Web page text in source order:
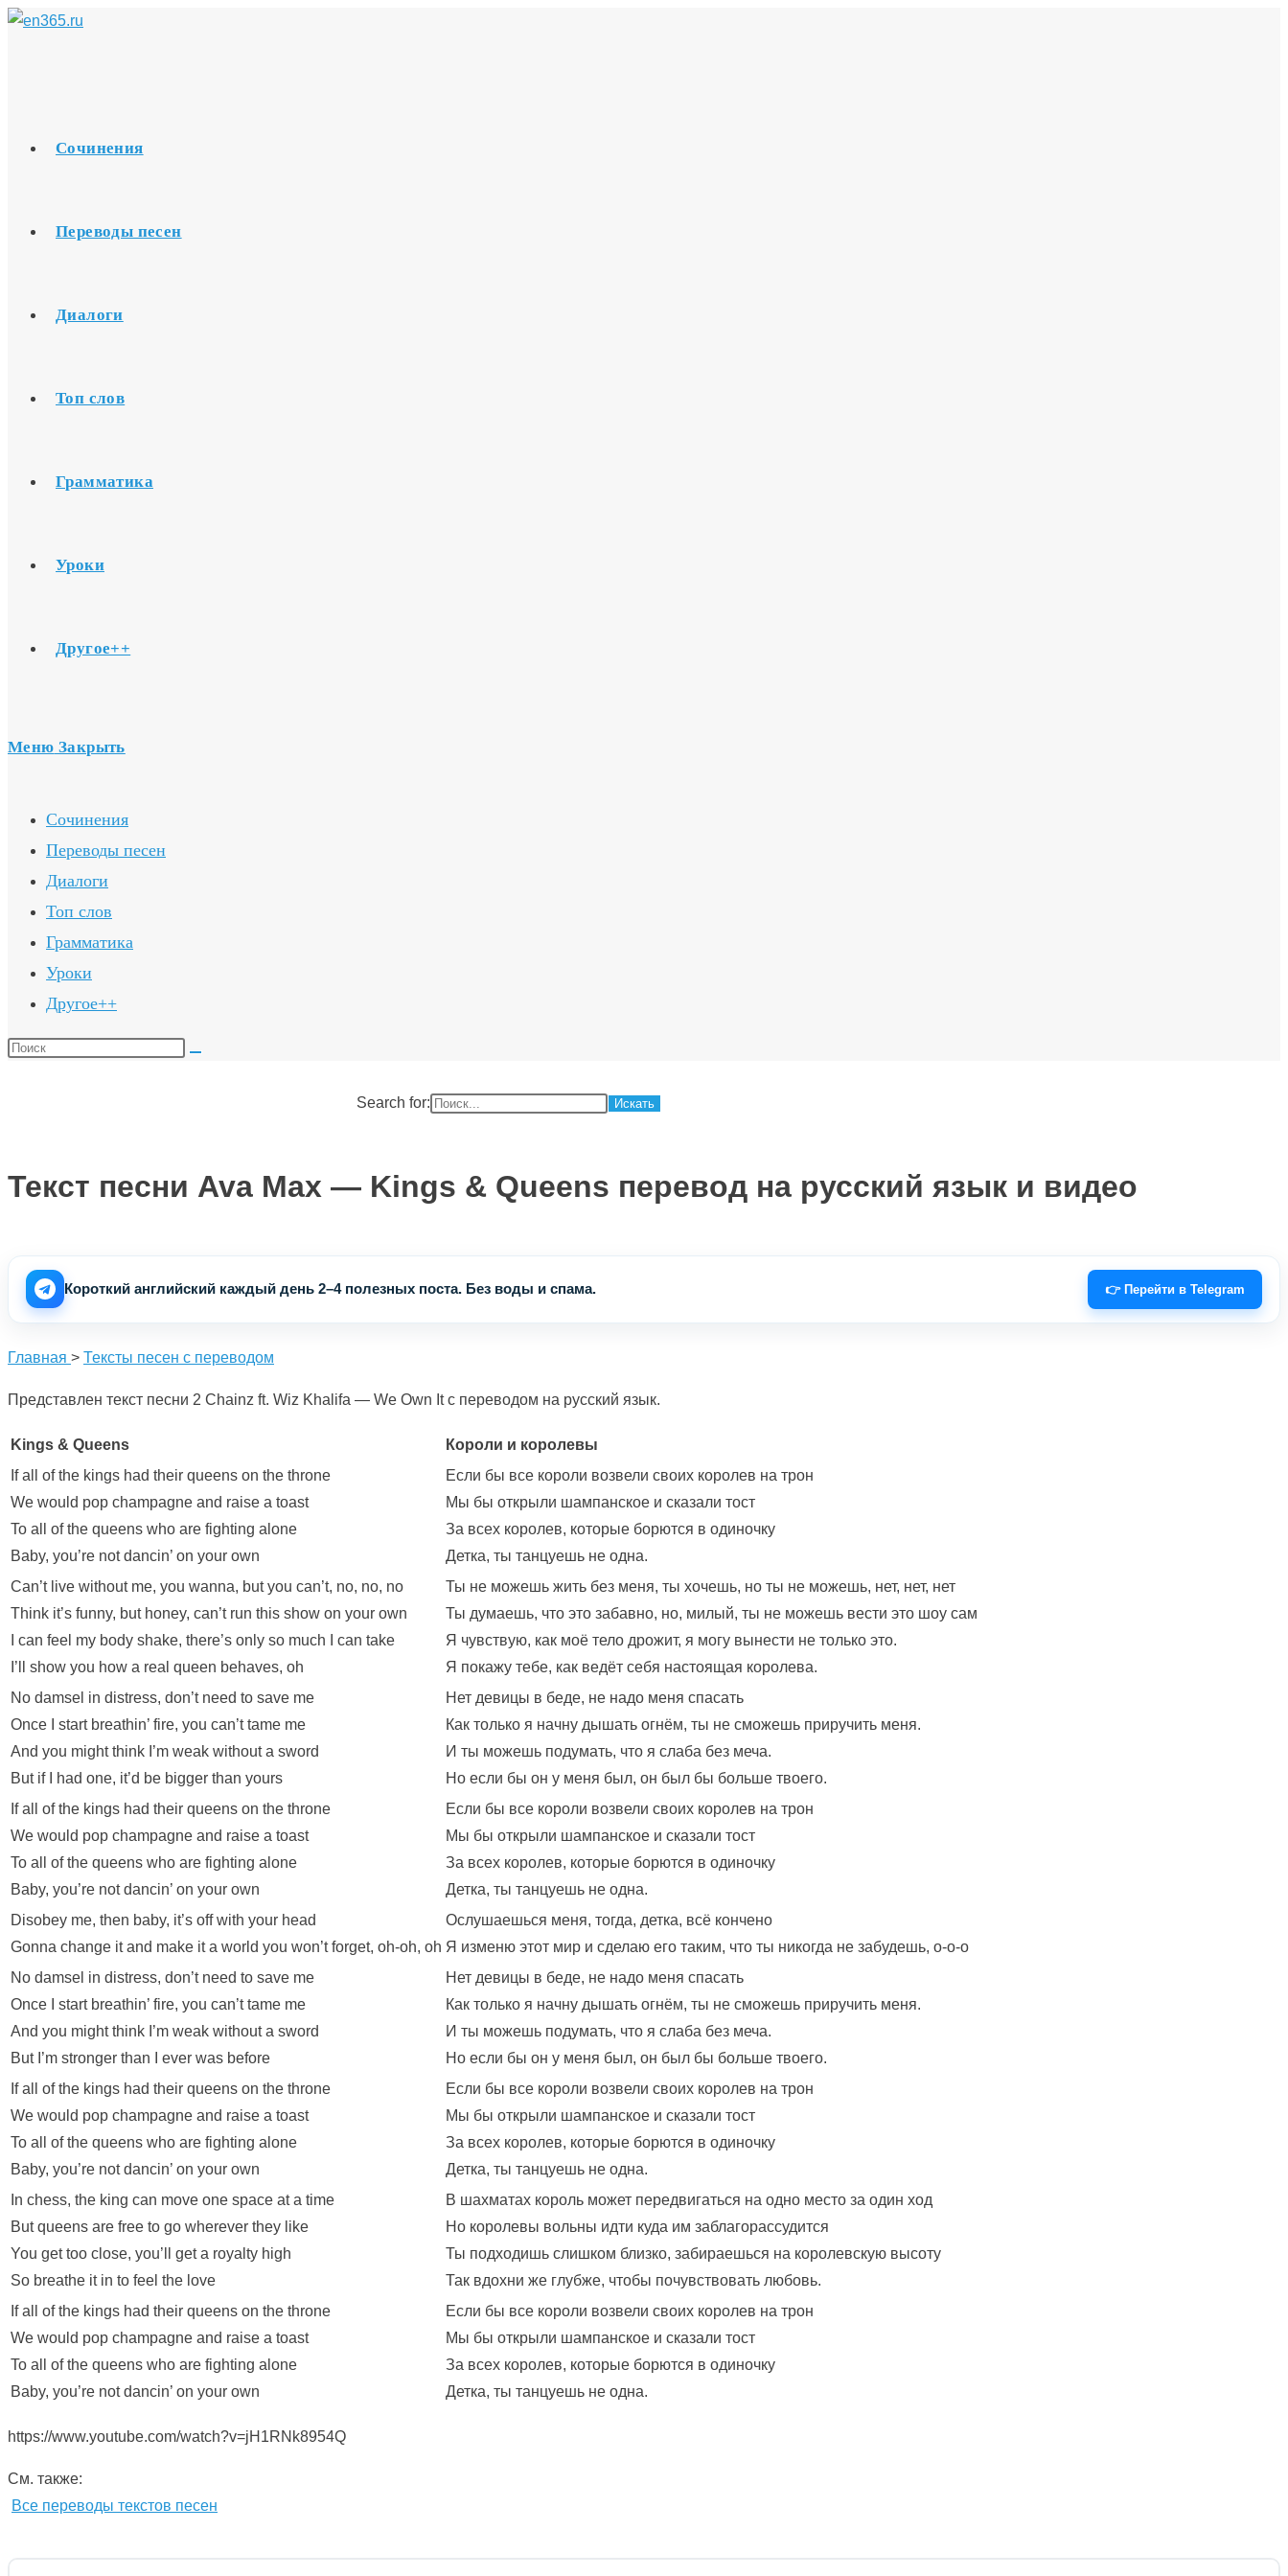
Перейти
Сочинения
Переводы песен
Диалоги
Топ слов
Грамматика
Уроки
Другое++
Меню Закрыть
Сочинения
Переводы песен
Диалоги
Топ слов
Грамматика
Уроки
Другое++
Поиск
Search for:
Текст песни Ava Max — Kings & Queens перевод на русский язык и видео
Короткий английский каждый день 2–4 полезных поста. Без воды и спама. 👉 Перейти в Telegram
Главная > Тексты песен с переводом
Представлен текст песни 2 Chainz ft. Wiz Khalifa — We Own It с переводом на русский язык.
Kings & Queens
Короли и королевы
If all of the kings had their queens on the throne
We would pop champagne and raise a toast
To all of the queens who are fighting alone
Baby, you’re not dancin’ on your own
Если бы все короли возвели своих королев на трон
Мы бы открыли шампанское и сказали тост
За всех королев, которые борются в одиночку
Детка, ты танцуешь не одна.
Can’t live without me, you wanna, but you can’t, no, no, no
Think it’s funny, but honey, can’t run this show on your own
I can feel my body shake, there’s only so much I can take
I’ll show you how a real queen behaves, oh
Ты не можешь жить без меня, ты хочешь, но ты не можешь, нет, нет, нет
Ты думаешь, что это забавно, но, милый, ты не можешь вести это шоу сам
Я чувствую, как моё тело дрожит, я могу вынести не только это.
Я покажу тебе, как ведёт себя настоящая королева.
No damsel in distress, don’t need to save me
Once I start breathin’ fire, you can’t tame me
And you might think I’m weak without a sword
But if I had one, it’d be bigger than yours
Нет девицы в беде, не надо меня спасать
Как только я начну дышать огнём, ты не сможешь приручить меня.
И ты можешь подумать, что я слаба без меча.
Но если бы он у меня был, он был бы больше твоего.
If all of the kings had their queens on the throne
We would pop champagne and raise a toast
To all of the queens who are fighting alone
Baby, you’re not dancin’ on your own
Если бы все короли возвели своих королев на трон
Мы бы открыли шампанское и сказали тост
За всех королев, которые борются в одиночку
Детка, ты танцуешь не одна.
Disobey me, then baby, it’s off with your head
Gonna change it and make it a world you won’t forget, oh-oh, oh
Ослушаешься меня, тогда, детка, всё кончено
Я изменю этот мир и сделаю его таким, что ты никогда не забудешь, о-о-о
No damsel in distress, don’t need to save me
Once I start breathin’ fire, you can’t tame me
And you might think I’m weak without a sword
But I’m stronger than I ever was before
Нет девицы в беде, не надо меня спасать
Как только я начну дышать огнём, ты не сможешь приручить меня.
И ты можешь подумать, что я слаба без меча.
Но если бы он у меня был, он был бы больше твоего.
If all of the kings had their queens on the throne
We would pop champagne and raise a toast
To all of the queens who are fighting alone
Baby, you’re not dancin’ on your own
Если бы все короли возвели своих королев на трон
Мы бы открыли шампанское и сказали тост
За всех королев, которые борются в одиночку
Детка, ты танцуешь не одна.
In chess, the king can move one space at a time
But queens are free to go wherever they like
You get too close, you’ll get a royalty high
So breathe it in to feel the love
В шахматах король может передвигаться на одно место за один ход
Но королевы вольны идти куда им заблагорассудится
Ты подходишь слишком близко, забираешься на королевскую высоту
Так вдохни же глубже, чтобы почувствовать любовь.
If all of the kings had their queens on the throne
We would pop champagne and raise a toast
To all of the queens who are fighting alone
Baby, you’re not dancin’ on your own
Если бы все короли возвели своих королев на трон
Мы бы открыли шампанское и сказали тост
За всех королев, которые борются в одиночку
Детка, ты танцуешь не одна.
https://www.youtube.com/watch?v=jH1RNk8954Q
См. также:
Все переводы текстов песен